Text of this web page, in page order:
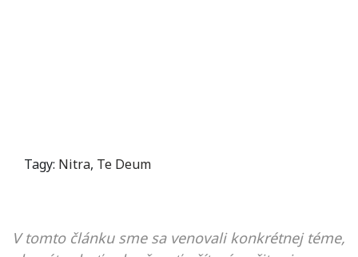
Tagy: Nitra, Te Deum
V tomto článku sme sa venovali konkrétnej téme,